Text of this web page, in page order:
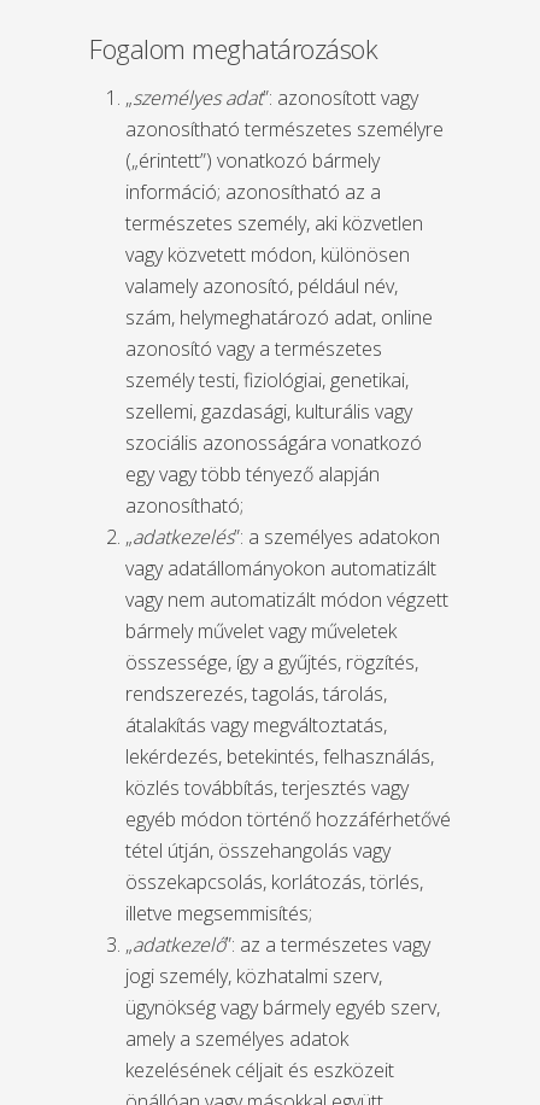
Fogalom meghatározások
„személyes adat”: azonosított vagy
azonosítható természetes személyre
(„érintett”) vonatkozó bármely
információ; azonosítható az a
természetes személy, aki közvetlen
vagy közvetett módon, különösen
valamely azonosító, például név,
szám, helymeghatározó adat, online
azonosító vagy a természetes
személy testi, fiziológiai, genetikai,
szellemi, gazdasági, kulturális vagy
szociális azonosságára vonatkozó
egy vagy több tényező alapján
azonosítható;
„adatkezelés”: a személyes adatokon
vagy adatállományokon automatizált
vagy nem automatizált módon végzett
bármely művelet vagy műveletek
összessége, így a gyűjtés, rögzítés,
rendszerezés, tagolás, tárolás,
átalakítás vagy megváltoztatás,
lekérdezés, betekintés, felhasználás,
közlés továbbítás, terjesztés vagy
egyéb módon történő hozzáférhetővé
tétel útján, összehangolás vagy
összekapcsolás, korlátozás, törlés,
illetve megsemmisítés;
„adatkezelő”: az a természetes vagy
jogi személy, közhatalmi szerv,
ügynökség vagy bármely egyéb szerv,
amely a személyes adatok
kezelésének céljait és eszközeit